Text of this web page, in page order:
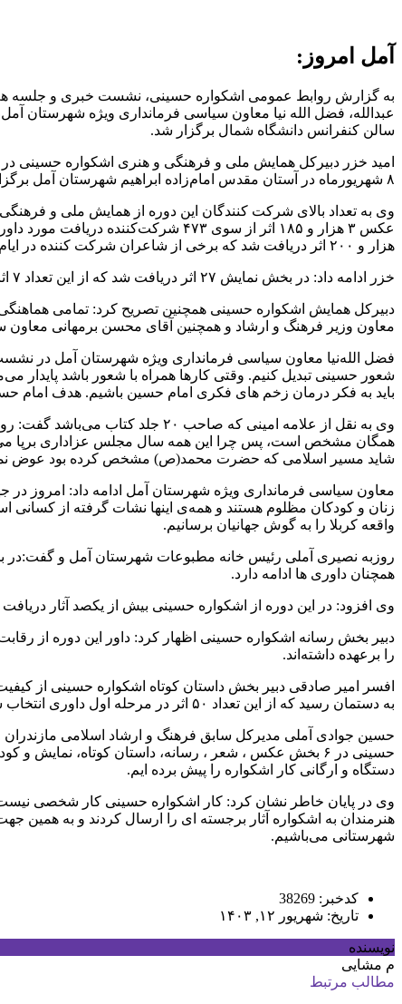
آمل امروز:
به گزارش روابط عمومی اشکواره حسینی، نشست خبری و جلسه هم
عبدالله، فضل الله نیا معاون سیاسی فرمانداری ویژه شهرستان
سالن کنفرانس دانشگاه شمال برگزار شد.
امید خزر دبیرکل همایش ملی و فرهنگی و هنری اشکواره
۸ شهریورماه در آستان مقدس امام‌زاده ابراهیم شهرستان آمل برگزار شد و در مجتمع های فرهنگی شهرستان‌ها نمایش، شب شعر و نمایشگاه عکس برگزار می‌شود و این روند تا ۱۴ شهریور ماه ادامه دارد.
وی به تعداد بالای شرکت کنندگان این دوره از همایش ملی و
هزار و ۲۰۰ اثر دریافت شد که برخی از شاعران شرکت کننده در ایام ماه رمضان در بیت رهبری شعر سرودند که این موضوع باعث بالا رفتن سطح آثار و وزن رقابت ها می شود.
خزر ادامه داد: در بخش نمایش ۲۷ اثر دریافت شد که از این تعداد ۷ اثر به مرحله نهایی راه پیدا کردند.همچنین در بخش کودک و نوجوان نیز بیش از ۴۰۰ اثر دریافت شده و همچنان داوری‌ها ادامه دارد.
معاون وزیر فرهنگ و ارشاد و همچنین آقای محسن برمهانی
فضل الله‌نیا معاون سیاسی فرمانداری ویژه شهرستان آمل در
شعور حسینی تبدیل کنیم. وقتی کارها همراه با شعور باشد پایدار
باید به فکر درمان زخم های فکری امام حسین باشیم. هدف امام
وی به نقل از علامه امینی که
همگان مشخص است، پس چرا این همه سال مجلس عزاداری برپا
شاید مسیر اسلامی که حضرت محمد(ص) مشخص کرده بود عوض
زنان و کودکان مظلوم هستند و همه‌ی اینها نشات گرفته از کسانی
واقعه کربلا را به گوش جهانیان برسانیم.
روزبه نصیری آملی رئیس خانه مطبوعات شهرستان آمل و گفت:در
همچنان داوری ها ادامه دارد.
وی افزود: در این دوره از اشکواره حسینی بیش از یکصد آثار دریافت شده که ۴۲ اثر به مرحله نهایی راه یافت که این آثار از لحاظ زمانی و محتوا و کیفیت مورد
دبیر بخش رسانه اشکواره حسینی اظهار کرد: داور این دوره از
را برعهده داشته‌اند.
به دستمان رسید که از این تعداد ۵۰ اثر در مرحله اول داوری انتخاب شد.
حسین جوادی آملی مدیرکل سابق فرهنگ و ارشاد اسلامی
دستگاه و ارگانی کار اشکواره را پیش برده ایم.
وی در پایان خاطر نشان کرد: کار اشکواره حسینی کار شخصی نیست
هنرمندان به اشکواره آثار برجسته ای را ارسال کردند و به همین
شهرستانی می‌باشیم.
کدخبر: 38269
تاریخ: شهریور ۱۲, ۱۴۰۳
نویسنده
م مشایی
مطالب مرتبط